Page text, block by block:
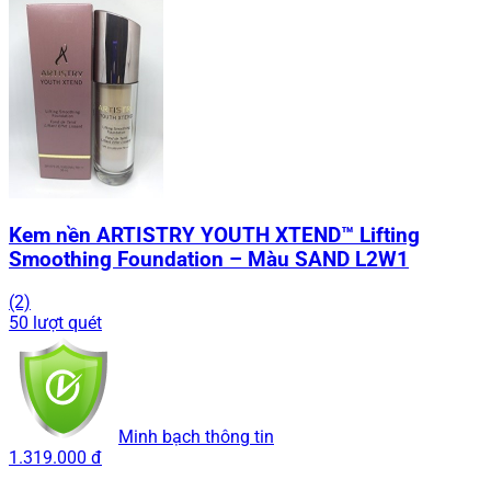
Kem nền ARTISTRY YOUTH XTEND™ Lifting
Smoothing Foundation – Màu SAND L2W1
(2)
50 lượt quét
Minh bạch thông tin
1.319.000 đ